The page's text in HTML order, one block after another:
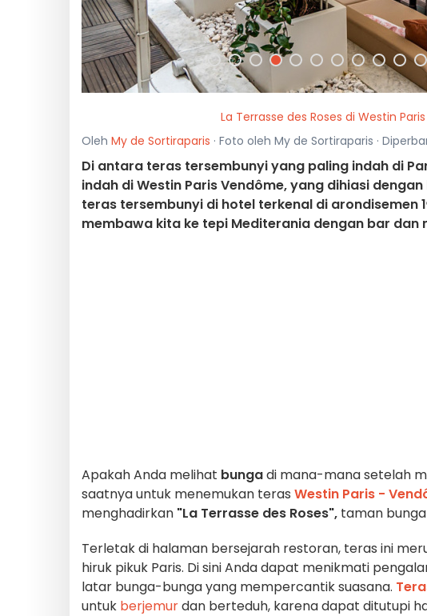
La Terrasse des Roses di Westin
Oleh My de Sortiraparis · Foto oleh My de Sortiraparis ·
Di antara teras tersembunyi yang paling indah di
indah di Westin Paris Vendôme, yang dihiasi
teras tersembunyi di hotel terkenal di arondisemen
membawa kita ke tepi Mediterania dengan bar dan
Apakah Anda melihat bungadi mana-mana setelah
saatnya untuk menemukan teras Westin Paris -
menghadirkan "La Terrasse des Roses", taman
Terletak di halaman bersejarah restoran, teras ini
hiruk pikuk Paris. Di sini Anda dapat menikmati
latar bunga-bunga yang mempercantik suasana.
untuk berjemurdan berteduh, karena dapat ditutupi